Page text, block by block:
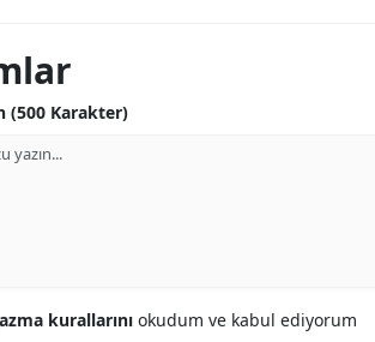
(500 Karakter)
kurallarını okudum ve kabul ediyorum